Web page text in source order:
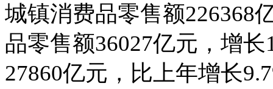
城镇消费品零售额226368
品零售额36027亿元，增
27860亿元，比上年增长